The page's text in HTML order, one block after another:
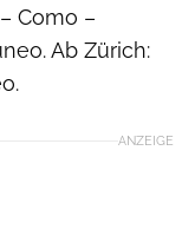
Como –
Ab Zürich:
ANZEIGE